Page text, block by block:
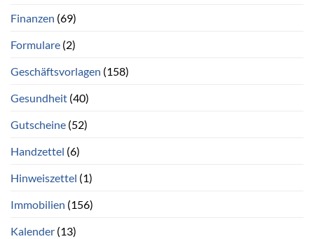
Finanzen (69)
Formulare (2)
Geschäftsvorlagen (158)
Gesundheit (40)
Gutscheine (52)
Handzettel (6)
Hinweiszettel (1)
Immobilien (156)
Kalender (13)